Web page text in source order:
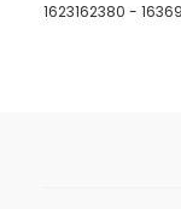
1623162380 -